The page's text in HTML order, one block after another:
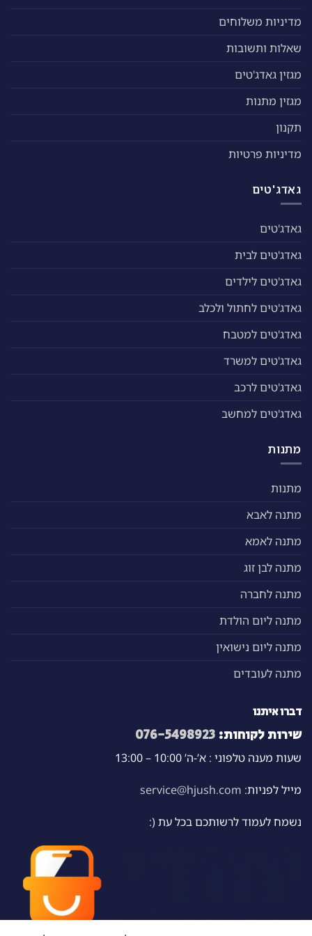
מדיניות משלוחים
שאלות ותשובות
מגזין גאדג'טים
מגזין מתנות
תקנון
מדיניות פרטיות
גאדג'טים
גאדג'טים
גאדג'טים לבית
גאדג'טים לילדים
גאדג'טים לחתול ולכלב
גאדג'טים למטבח
גאדג'טים למשרד
גאדג'טים לרכב
גאדג'טים למחשב
מתנות
מתנות
מתנה לאבא
מתנה לאמא
מתנה לבן זוג
מתנה לחברה
מתנה ליום הולדת
מתנה ליום נישואין
מתנה לעובדים
דברו איתנו
שירות לקוחות: 076-5498923
שעות מענה טלפוני : א’-ה’ 10:00 – 13:00
מייל לפניות: service@hjush.com
נשמח לעמוד לרשותכם בכל עת (: